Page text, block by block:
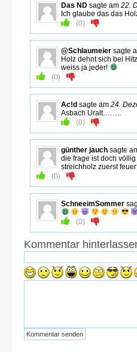
Das ND sagte am 22.
Ich glaube das das
(0)
@Schlaumeier sagte
Holz dehnt sich bei
weiss ja jeder!
(0)
Ac!d sagte am 24.
Asbach Uralt……..
(0)
günther jauch sagte
die frage ist doch
streichholz zuerst
(0)
SchneeimSommer
(0)
Kommentar